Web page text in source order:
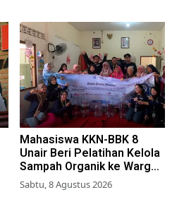
Mahasiswa KKN-BBK 8
Unair Beri Pelatihan Kelola
Sampah Organik ke Warga
Simokerto Surabaya
Sabtu, 8 Agustus 2026